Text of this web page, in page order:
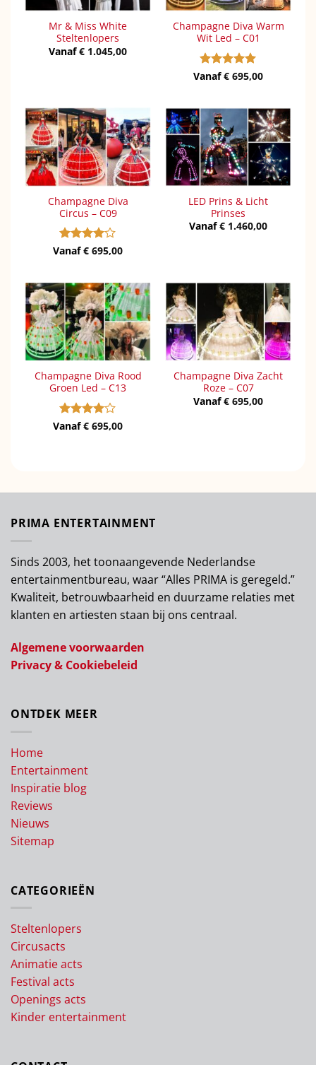
Mr & Miss White
Steltenlopers
Vanaf€ 1.045,00
Champagne Diva Warm
Wit Led – C01
Gewaardeerd
Vanaf€ 695,00
Champagne Diva
Circus – C09
Gewaardeerd
Vanaf€ 695,00
LED Prins & Licht
Prinses
Vanaf€ 1.460,00
Champagne Diva Rood
Groen Led – C13
Gewaardeerd
Vanaf€ 695,00
Champagne Diva Zacht
Roze – C07
Vanaf€ 695,00
PRIMA ENTERTAINMENT
Sinds 2003, het toonaangevende Nederlandse
entertainmentbureau, waar “Alles PRIMA is geregeld.”
Kwaliteit, betrouwbaarheid en duurzame relaties met
klanten en artiesten staan bij ons centraal.
Algemene voorwaarden
Privacy & Cookiebeleid
ONTDEK MEER
Home
Entertainment
Inspiratie blog
Reviews
Nieuws
Sitemap
CATEGORIEËN
Steltenlopers
Circusacts
Animatie acts
Festival acts
Openings acts
Kinder entertainment